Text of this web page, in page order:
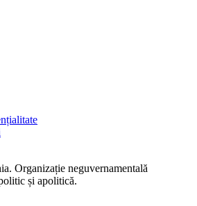
Organizație neguvernamentală
și apolitică.